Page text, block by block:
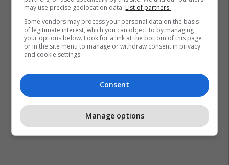
may use precise geolocation data. List of partners.
Some vendors may process your personal data on the basis
of legitimate interest, which you can object to by managing
your options below. Look for a link at the bottom of this page
or in the site menu to manage or withdraw consent in privacy
and cookie settings.
Consent
Manage options